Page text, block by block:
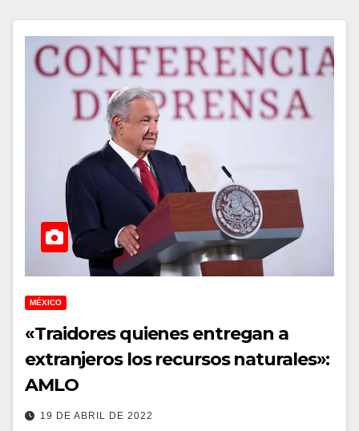
MÉXICO
«Traidores quienes entregan a
extranjeros los recursos naturales»:
AMLO
19 DE ABRIL DE 2022